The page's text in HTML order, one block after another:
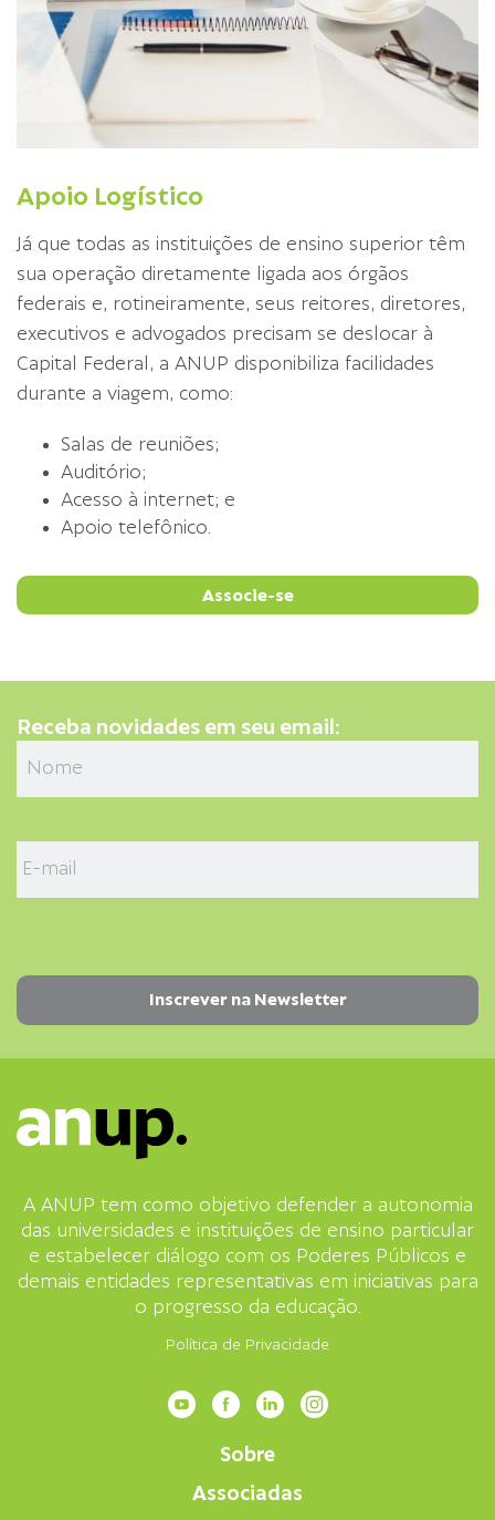
Apoio Logístico
Já que todas as instituições de ensino superior têm
sua operação diretamente ligada aos órgãos
federais e, rotineiramente, seus reitores, diretores,
executivos e advogados precisam se deslocar à
Capital Federal, a ANUP disponibiliza facilidades
durante a viagem, como:
Salas de reuniões;
Auditório;
Acesso à internet; e
Apoio telefônico.
Associe-se
Receba novidades em seu email:
A ANUP tem como objetivo defender a autonomia
das universidades e instituições de ensino particular
e estabelecer diálogo com os Poderes Públicos e
demais entidades representativas em iniciativas para
o progresso da educação.
Política de Privacidade
Sobre
Associadas